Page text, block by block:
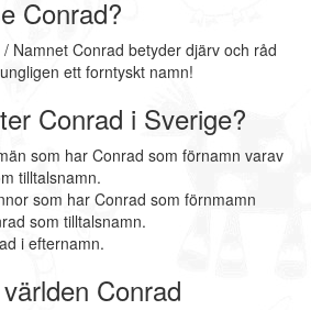
Conrad?
Namnet Conrad betyder djärv och råd
ett forntyskt namn!
Conrad i Sverige?
som har Conrad som förnamn varav
tilltalsnamn.
som har Conrad som förnmamn
som tilltalsnamn.
i efternamn.
Conrad